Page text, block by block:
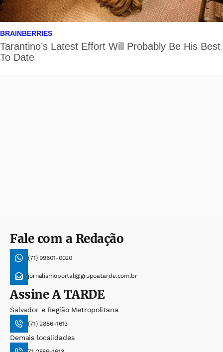
Fale com a Redação
(71) 99601-0020
jornalismoportal@grupoatarde.com.br
AssineA TARDE
Salvador e Região Metropolitana
(71) 2886-1613
Demais localidades